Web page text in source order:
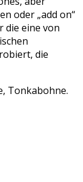
oder „add on“
die eine von
die
Tonkabohne.